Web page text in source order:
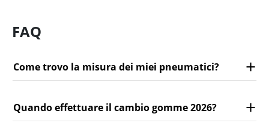
FAQ
Come trovo la misura dei miei pneumatici?
Quando effettuare il cambio gomme 2026?